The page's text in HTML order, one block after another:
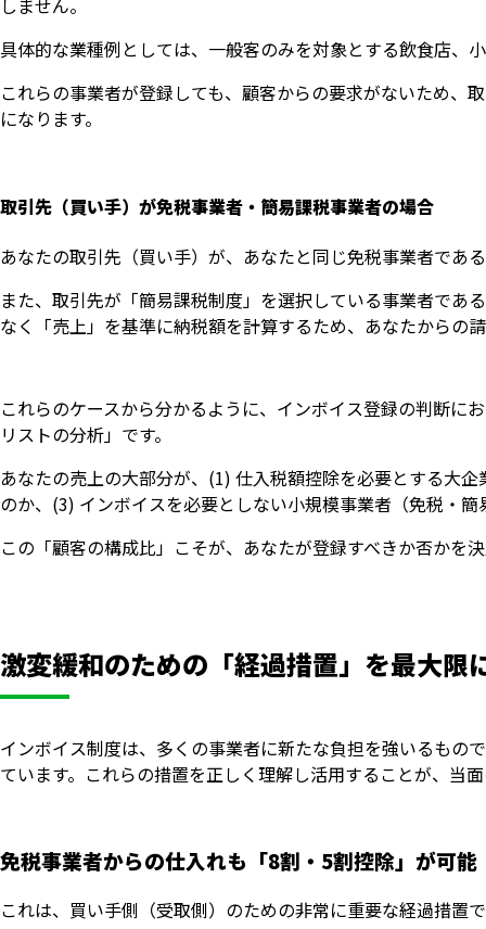
しません。
具体的な業種例としては、一般客のみを対象とする飲食店、
これらの事業者が登録しても、顧客からの要求がないため、
になります。
取引先（買い手）が免税事業者・簡易課税事業者の場合
あなたの取引先（買い手）が、あなたと同じ免税事業者であ
また、取引先が「簡易課税制度」を選択している事業者であ
なく「売上」を基準に納税額を計算するため、あなたからの
これらのケースから分かるように、インボイス登録の判断に
リストの分析」です。
あなたの売上の大部分が、(1) 仕入税額控除を必要とする大
のか、(3) インボイスを必要としない小規模事業者（免税・簡
この「顧客の構成比」こそが、あなたが登録すべきか否かを
激変緩和のための「経過措置」を最大限
インボイス制度は、多くの事業者に新たな負担を強いるもの
ています。これらの措置を正しく理解し活用することが、当
免税事業者からの仕入れも「8割・5割控除」が可能
これは、買い手側（受取側）のための非常に重要な経過措置